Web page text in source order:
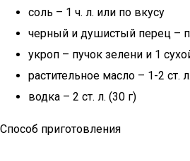
соль – 1 ч. л. или по вкусу
черный и душистый перец –
укроп – пучок зелени и 1
растительное масло – 1-2 ст.
водка – 2 ст. л. (30 г)
Способ приготовления